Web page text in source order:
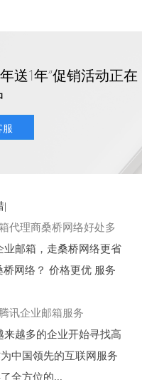
送1年”促销活动正在
服
|
代理商桑桥网络好处多
邮箱，走桑桥网络更省
网络？ 价格更优 服务
讯企业邮箱服务
越多的企业开始寻找高
中国领先的互联网服务
全方位的...